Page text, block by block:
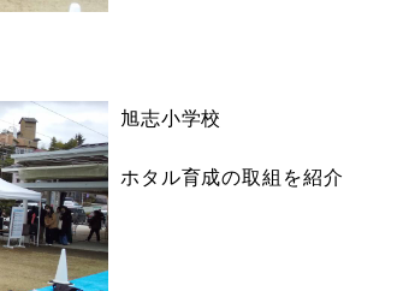
旭志小学校
ホタル育成の取組を紹介